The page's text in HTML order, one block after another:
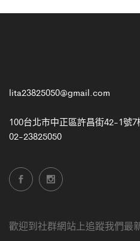
lita23825050@gmail.com
100台北市中正區許昌街42-1號7
02-23825050
歡迎到社群網站上追蹤我們最